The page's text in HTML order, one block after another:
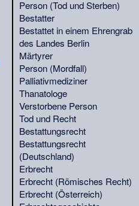
Lebedew(Radsport)·Georg
Foertsch(G)·
Kirkaldy(BIO)·Georgi
Stepanowitsch Chrustaljow-
Nossar(G)·
Geschlechtsselektive
Abtreibung(Soz)·
Gesichtsurne(Limes
Gewahrsamstod (§)·
Gigantengrab(VuF)·
Battista Manso(QS-19.9.
Girolamo Pollini(G)·
Glanosuchus(BIO)·
Romero (Schauspielerin)
)·Goniopholis(BIO)·
Gorgonops(BIO)·Grete
Person (Tod und Sterben)
Bestatter
Bestattet in einem Ehrengrab
des Landes Berlin
Märtyrer
Person (Mordfall)
Palliativmediziner
Thanatologe
Verstorbene Person
Tod und Recht
Bestattungsrecht
Bestattungsrecht
(Deutschland)
Erbrecht
Erbrecht (Römisches Recht)
Erbrecht (Österreich)